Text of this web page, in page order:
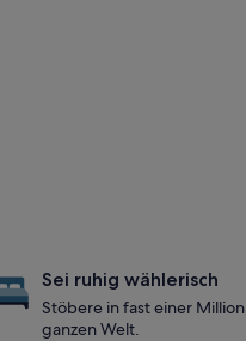
Sei ruhig wählerisch
Stöbere in fast einer
ganzen Welt.